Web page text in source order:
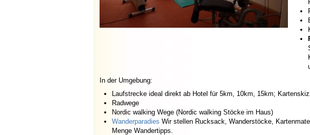
In der Umgebung:
Laufstrecke ideal direkt ab Hotel für 5km, 10km, 15km;
Radwege
Nordic walking Wege (Nordic walking Stöcke im Haus)
Wanderparadies Wir stellen Rucksack, Wanderstöcke,
Menge Wandertipps.